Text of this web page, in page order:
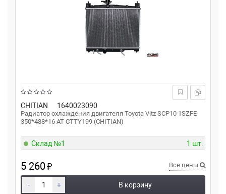
CHITIAN 1640023090
Радиатор охлаждения двигателя Toyota Vitz SCP10 1SZFE
350*488*16 AT CTTY199 (CHITIAN)
Склад №1 1 шт.
5 260₽ Все цены
- + В корзину